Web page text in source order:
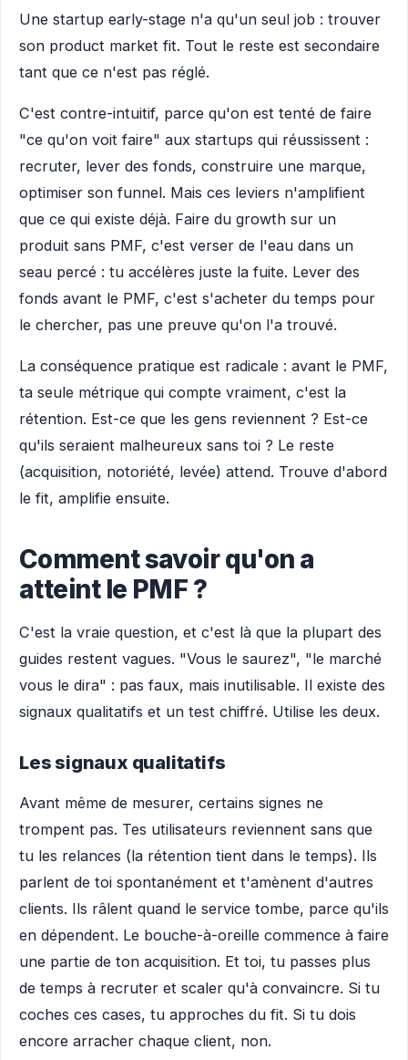
Une startup early-stage n'a qu'un seul job : trouver
son product market fit. Tout le reste est secondaire
tant que ce n'est pas réglé.
C'est contre-intuitif, parce qu'on est tenté de faire
"ce qu'on voit faire" aux startups qui réussissent :
recruter, lever des fonds, construire une marque,
optimiser son funnel. Mais ces leviers n'amplifient
que ce qui existe déjà. Faire du growth sur un
produit sans PMF, c'est verser de l'eau dans un
seau percé : tu accélères juste la fuite. Lever des
fonds avant le PMF, c'est s'acheter du temps pour
le chercher, pas une preuve qu'on l'a trouvé.
La conséquence pratique est radicale : avant le PMF,
ta seule métrique qui compte vraiment, c'est la
rétention. Est-ce que les gens reviennent ? Est-ce
qu'ils seraient malheureux sans toi ? Le reste
(acquisition, notoriété, levée) attend. Trouve d'abord
le fit, amplifie ensuite.
Comment savoir qu'on a
atteint le PMF ?
C'est la vraie question, et c'est là que la plupart des
guides restent vagues. "Vous le saurez", "le marché
vous le dira" : pas faux, mais inutilisable. Il existe des
signaux qualitatifs et un test chiffré. Utilise les deux.
Les signaux qualitatifs
Avant même de mesurer, certains signes ne
trompent pas. Tes utilisateurs reviennent sans que
tu les relances (la rétention tient dans le temps). Ils
parlent de toi spontanément et t'amènent d'autres
clients. Ils râlent quand le service tombe, parce qu'ils
en dépendent. Le bouche-à-oreille commence à faire
une partie de ton acquisition. Et toi, tu passes plus
de temps à recruter et scaler qu'à convaincre. Si tu
coches ces cases, tu approches du fit. Si tu dois
encore arracher chaque client, non.